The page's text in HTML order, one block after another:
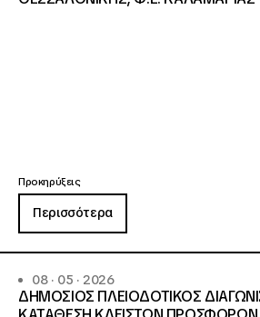
Προκηρύξεις
Περισσότερα
08 · 05 · 2026
ΔΗΜΟΣΙΟΣ ΠΛΕΙΟΔΟΤΙΚΟΣ